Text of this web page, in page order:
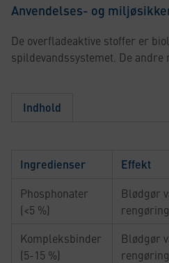
Anvendelses- og
De overfladeaktive stoffer er
spildevandssystemet. De andre
Indhold
Ingredienser Effekt
Phosphonater
(<5 %)
Blødgør
Kompleksbinder
(5-15 %)
Blødgør